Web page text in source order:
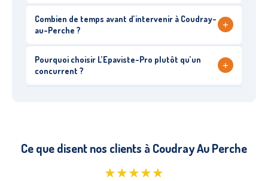
Combien de temps avant d’intervenir à Coudray-
au-Perche ?
+
Pourquoi choisir L’Epaviste-Pro plutôt qu’un
concurrent ?
+
Ce que disent nos clients à Coudray Au Perche
★★★★★